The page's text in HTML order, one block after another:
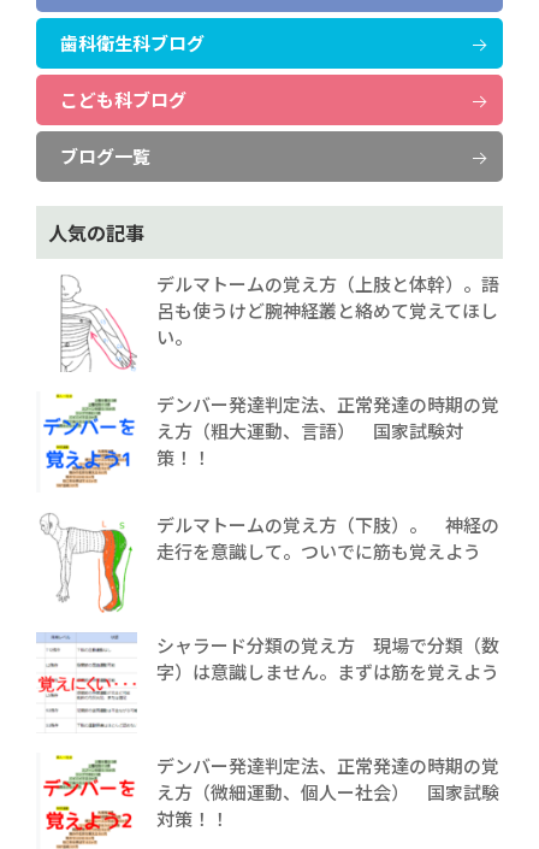
歯科衛生科ブログ
こども科ブログ
ブログ一覧
人気の記事
デルマトームの覚え方（上肢と体幹）。語
呂も使うけど腕神経叢と絡めて覚えてほし
い。
デンバー発達判定法、正常発達の時期の覚
え方（粗大運動、言語） 国家試験対
策！！
デルマトームの覚え方（下肢）。 神経の
走行を意識して。ついでに筋も覚えよう
シャラード分類の覚え方 現場で分類（数
字）は意識しません。まずは筋を覚えよう
デンバー発達判定法、正常発達の時期の覚
え方（微細運動、個人ー社会） 国家試験
対策！！